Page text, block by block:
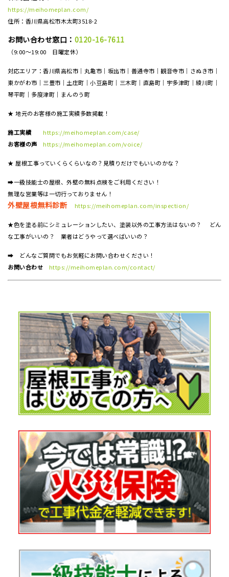
https://meihomeplan.com/
住所：香川県高松市木太町3518-2
お問い合わせ窓口： 0120-16-7611
（9:00～19:00 日曜定休）
対応エリア：香川県高松市｜丸亀市｜坂出市｜善通寺市｜観音寺市｜さぬき市｜
東かがわ市｜三豊市｜土庄町｜小豆島町｜三木町｜直島町｜宇多津町｜綾川町｜
琴平町｜多度津町｜まんのう町
★ 地元のお客様の施工実績多数掲載！
施工実績
https://meihomeplan.com/case/
お客様の声
https://meihomeplan.com/voice/
★ 屋根工事っていくらくらいなの？見積りだけでもいいのかな？
➡一級技能士の屋根、外壁の無料点検をご利用ください！
無理な営業等は一切行っておりません！
外壁屋根無料診断 https://meihomeplan.com/inspection/
★色を塗る前にシミュレーションしたい、塗装以外の工事方法はないの？ どん
な工事がいいの？ 業者はどうやって選べばいいの？
➡ どんなご質問でもお気軽にお問い合わせください！
お問い合わせ
https://meihomeplan.com/contact/